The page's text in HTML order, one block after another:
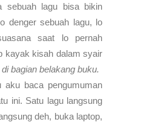
sebuah lagu bisa bikin
denger sebuah lagu, lo
saat lo pernah
kayak kisah dalam syair
bagian belakang buku.
aku baca pengumuman
ini. Satu lagu langsung
deh, buka laptop,